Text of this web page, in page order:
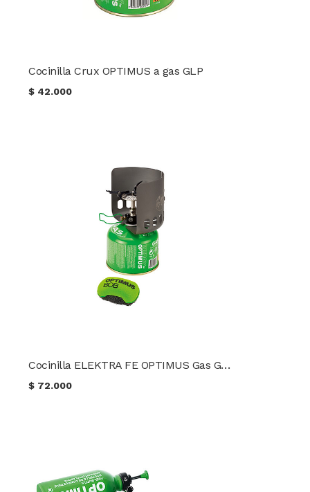
Cocinilla Crux OPTIMUS a gas GLP
$ 42.000
Cocinilla ELEKTRA FE OPTIMUS Gas GLP
$ 72.000